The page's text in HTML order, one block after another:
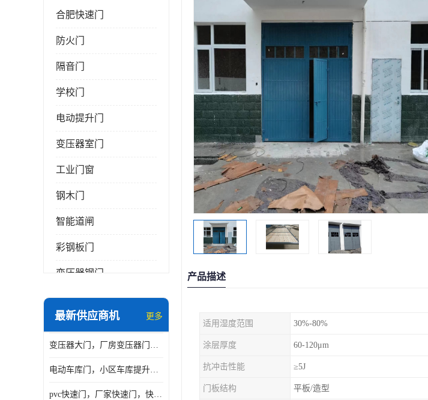
合肥快速门
防火门
隔音门
学校门
电动提升门
变压器室门
工业门窗
钢木门
智能道闸
彩钢板门
变压器钢门
非标门
抗爆门
快速门
最新供应商机 更多
变压器大门，厂房变压器门，配电所钢大门，变压器室钢大门
电动车库门，小区车库提升门，安徽提升门厂家，工业滑升门
pvc快速门，厂家快速门，快速卷帘门，感应快速门
产品描述
适用湿度范围 30%-80%
涂层厚度 60-120μm
抗冲击性能 ≥5J
门板结构 平板/造型